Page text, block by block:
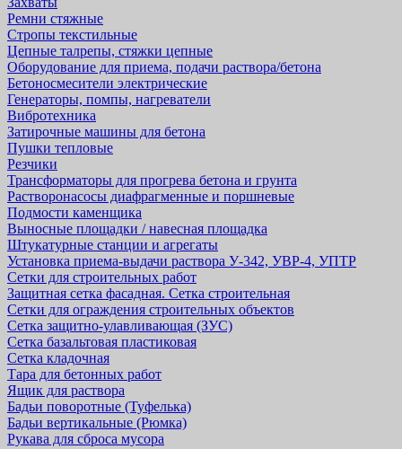
Ремни стяжные
Стропы текстильные
Цепные талрепы, стяжки цепные
Оборудование для приема, подачи раствора/бетона
Бетоносмесители электрические
Генераторы, помпы, нагреватели
Вибротехника
Затирочные машины для бетона
Пушки тепловые
Резчики
Трансформаторы для прогрева бетона и грунта
Растворонасосы диафрагменные и поршневые
Подмости каменщика
Выносные площадки / навесная площадка
Штукатурные станции и агрегаты
Установка приема-выдачи раствора У-342, УВР-4, УПТР
Сетки для строительных работ
Защитная cетка фасадная. Сетка строительная
Сетки для ограждения строительных объектов
Сетка защитно-улавливающая (ЗУС)
Сетка базальтовая пластиковая
Сетка кладочная
Тара для бетонных работ
Ящик для раствора
Бадьи поворотные (Туфелька)
Бадьи вертикальные (Рюмка)
Рукава для сброса мусора